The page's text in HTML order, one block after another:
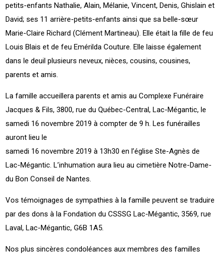
petits-enfants Nathalie, Alain, Mélanie, Vincent, Denis, Ghislain et
David; ses 11 arrière-petits-enfants ainsi que sa belle-sœur
Marie-Claire Richard (Clément Martineau). Elle était la fille de feu
Louis Blais et de feu Emérilda Couture. Elle laisse également
dans le deuil plusieurs neveux, nièces, cousins, cousines,
parents et amis.
La famille accueillera parents et amis au Complexe Funéraire
Jacques & Fils, 3800, rue du Québec-Central, Lac-Mégantic, le
samedi 16 novembre 2019 à compter de 9 h. Les funérailles
auront lieu le
samedi 16 novembre 2019 à 13h30 en l’église Ste-Agnès de
Lac-Mégantic. L’inhumation aura lieu au cimetière Notre-Dame-
du Bon Conseil de Nantes.
Vos témoignages de sympathies à la famille peuvent se traduire
par des dons à la Fondation du CSSSG Lac-Mégantic, 3569, rue
Laval, Lac-Mégantic, G6B 1A5.
Nos plus sincères condoléances aux membres des familles